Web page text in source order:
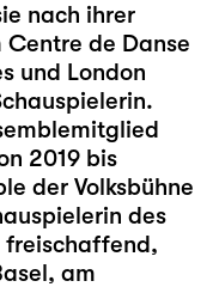
nach ihrer
Centre de Danse
und London
2019 bis
der Volksbühne
des
freischaffend,
am